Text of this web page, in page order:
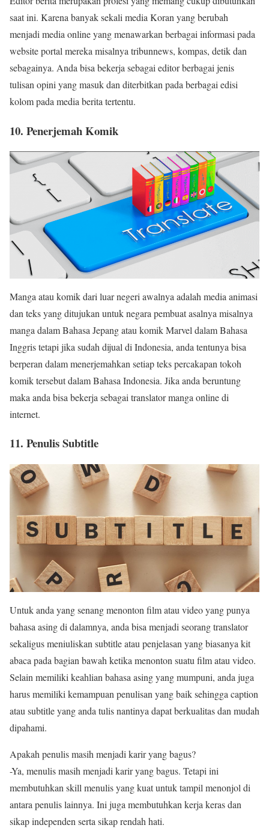
saat ini. Karena banyak sekali media Koran yang berubah
menjadi media online yang menawarkan berbagai informasi pada
website portal mereka misalnya tribunnews, kompas, detik dan
sebagainya. Anda bisa bekerja sebagai editor berbagai jenis
tulisan opini yang masuk dan diterbitkan pada berbagai edisi
kolom pada media berita tertentu.
10. Penerjemah Komik
Manga atau komik dari luar negeri awalnya adalah media animasi
dan teks yang ditujukan untuk negara pembuat asalnya misalnya
manga dalam Bahasa Jepang atau komik Marvel dalam Bahasa
Inggris tetapi jika sudah dijual di Indonesia, anda tentunya bisa
berperan dalam menerjemahkan setiap teks percakapan tokoh
komik tersebut dalam Bahasa Indonesia. Jika anda beruntung
maka anda bisa bekerja sebagai translator manga online di
internet.
11. Penulis Subtitle
Untuk anda yang senang menonton film atau video yang punya
bahasa asing di dalamnya, anda bisa menjadi seorang translator
sekaligus meniuliskan subtitle atau penjelasan yang biasanya kit
abaca pada bagian bawah ketika menonton suatu film atau video.
Selain memiliki keahlian bahasa asing yang mumpuni, anda juga
harus memiliki kemampuan penulisan yang baik sehingga caption
atau subtitle yang anda tulis nantinya dapat berkualitas dan mudah
dipahami.
Apakah penulis masih menjadi karir yang bagus?
-Ya, menulis masih menjadi karir yang bagus. Tetapi ini
membutuhkan skill menulis yang kuat untuk tampil menonjol di
antara penulis lainnya. Ini juga membutuhkan kerja keras dan
sikap independen serta sikap rendah hati.